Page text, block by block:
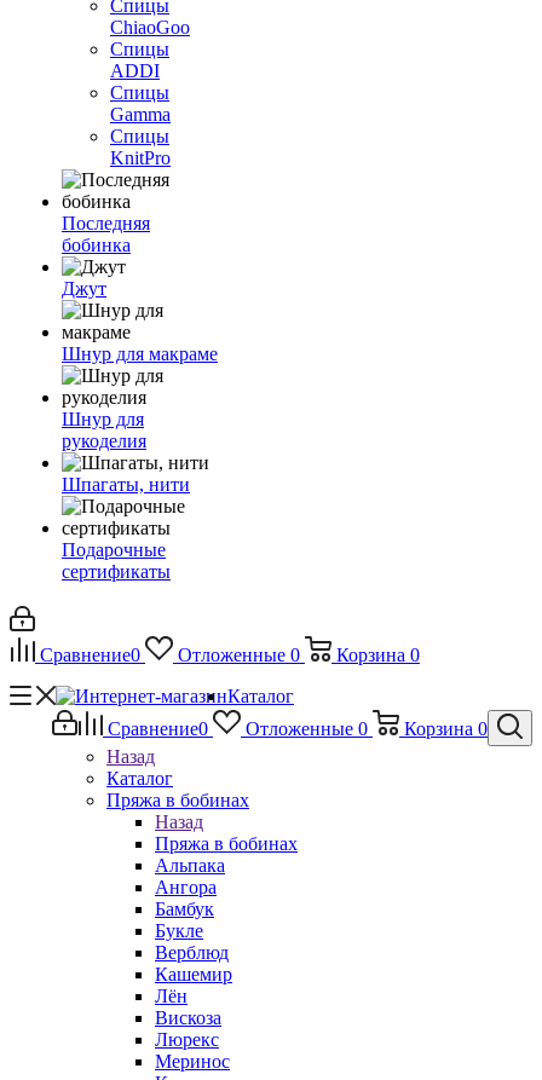
Спицы
ChiaoGoo
Спицы
ADDI
Спицы
Gamma
Спицы
KnitPro
Последняя
бобинка
Джут
Шнур для макраме
Шнур для
рукоделия
Шпагаты, нити
Подарочные
сертификаты
Сравнение0 Отложенные 0 Корзина 0
Сравнение0 Отложенные 0 Корзина 0
Каталог
Назад
Каталог
Пряжа в бобинах
Назад
Пряжа в бобинах
Альпака
Ангора
Бамбук
Букле
Верблюд
Кашемир
Лён
Вискоза
Люрекс
Меринос